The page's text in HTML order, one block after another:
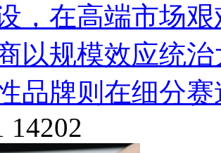
，在高端市场
以规模效应统
品牌则在细分
14202